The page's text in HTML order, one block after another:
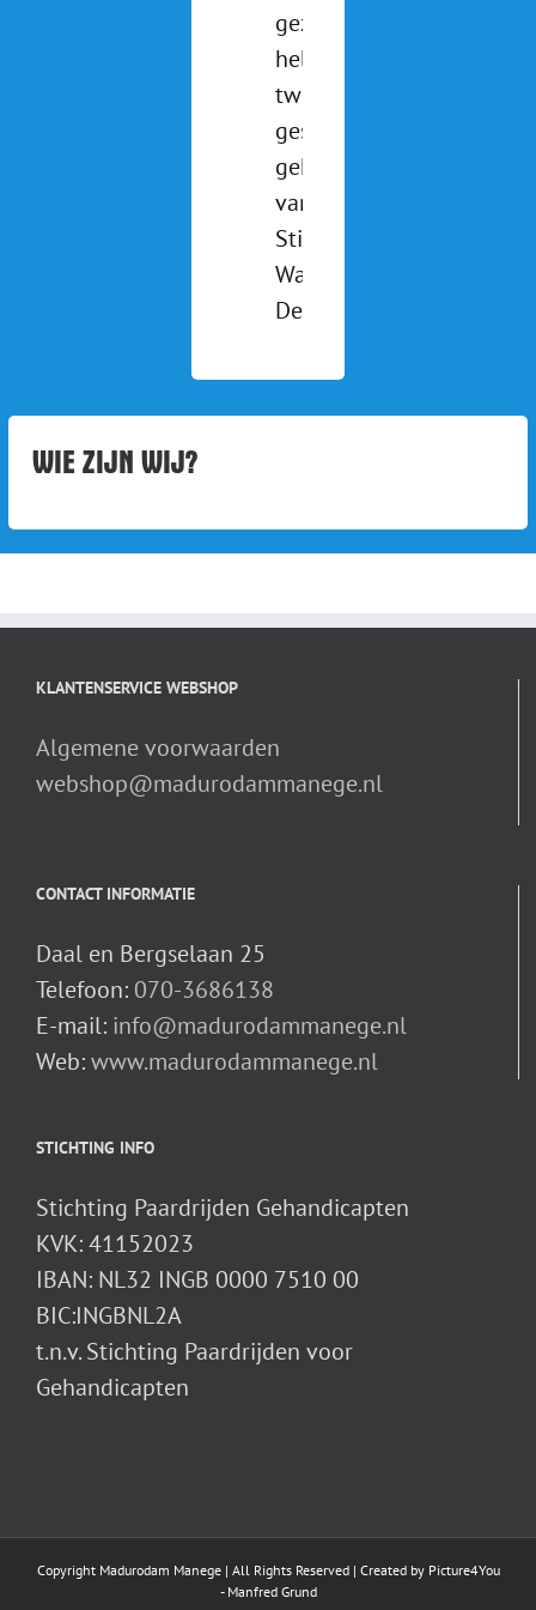
gezien? We
hebben
twee pony's
gesponsord
gekregen
van
Stichting de
Waterlander.
Deze [...]
WIE ZIJN WIJ?
KLANTENSERVICE WEBSHOP
Algemene voorwaarden
webshop@madurodammanege.nl
CONTACT INFORMATIE
Daal en Bergselaan 25
Telefoon: 070-3686138
E-mail: info@madurodammanege.nl
Web:www.madurodammanege.nl
STICHTING INFO
Stichting Paardrijden Gehandicapten
KVK: 41152023
IBAN: NL32 INGB 0000 7510 00
BIC:INGBNL2A
t.n.v. Stichting Paardrijden voor
Gehandicapten
Copyright Madurodam Manege | All Rights Reserved | Created by Picture4You
- Manfred Grund